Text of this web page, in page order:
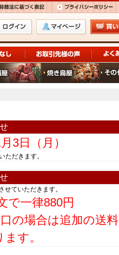
3日（月）
いただきます。
せていただきます。
で一律880円
の場合は追加の送料
す。